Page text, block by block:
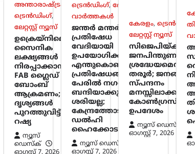
അന്താരാഷ്ട്രം
ട്രെൻഡിംഗ്,
ലേറ്റസ്റ്റ് ന്യൂസ്
ഉക്രെയ്നിലെ
സൈനിക
ലക്ഷ്യങ്ങൾ
നിരപ്പാക്കാൻ
FAB ഗ്ലൈഡ്
ബോംബ്
ആക്രമണം;
ദൃശ്യങ്ങൾ
പുറത്തുവിട്ട്
റഷ്യ
ന്യൂസ്
ഡെസ്ക്
ഓഗസ്റ്റ്‌ 7, 2026
ട്രെൻഡിംഗ്, ദേശീയം
വാർത്തകൾ
ജന്തർ മന്തർ
പ്രതിഷേധ
വേദിയായി
ഉപയോഗിക്കുന്നത്
എന്തുകൊണ്ട്?
പ്രതിഷേധങ്ങളുടെ
പേരിൽ നഗരത്തെ
ബന്ദിയാക്കുന്നത്
ശരിയല്ല;
കേന്ദ്രത്തോട്
ഡൽഹി
ഹൈക്കോടതി
ന്യൂസ് ഡെസ്ക്
ഓഗസ്റ്റ്‌ 7, 2026
കേരളം,ട്രെൻഡിംഗ്
ലേറ്റസ്റ്റ് ന്യൂസ്
സിജെപിയ്ക്ക്
ജനപിന്തുണ
ശ്രദ്ധേയമെന്ന്
തരൂർ;
സ്പന്ദനം
കോൺഗ്രസിന്
ഉപദേശം
ന്യൂസ് ഡെസ്ക്
ഓഗസ്റ്റ്‌ 7, 2026